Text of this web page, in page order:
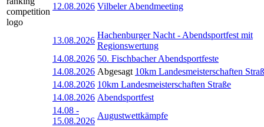
12.08.2026 Vilbeler Abendmeeting
13.08.2026
Hachenburger Nacht - Abendsportfest mit
Regionswertung
14.08.2026 50. Fischbacher Abendsportfeste
14.08.2026 Abgesagt 10km Landesmeisterschaften
14.08.2026 10km Landesmeisterschaften Straße
14.08.2026 Abendsportfest
14.08 -
15.08.2026
Augustwettkämpfe